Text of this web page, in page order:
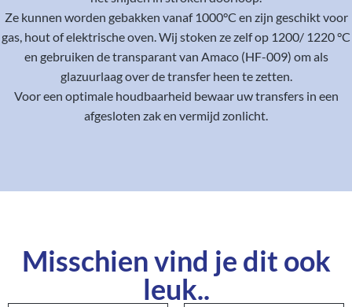
Ze kunnen worden gebakken vanaf 1000°C en zijn geschikt voor
gas, hout of elektrische oven. Wij stoken ze zelf op 1200/ 1220 °C
en gebruiken de transparant van Amaco (HF-009) om als
glazuurlaag over de transfer heen te zetten.
Voor een optimale houdbaarheid bewaar uw transfers in een
afgesloten zak en vermijd zonlicht.
Misschien vind je dit ook
leuk..